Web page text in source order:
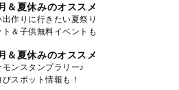
＆夏休みのオススメ
作りに行きたい夏祭り
＆子供無料イベントも
＆夏休みのオススメ
ンスタンプラリー♪
スポット情報も！